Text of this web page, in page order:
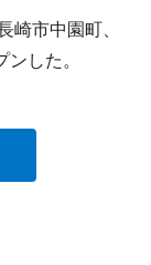
崎市中園町、
した。